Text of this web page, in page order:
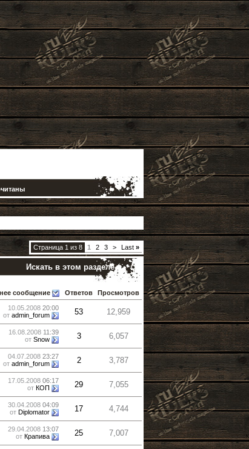
Страница 1 из 8 1 2 3 > Last »
Искать в этом разделе
сообщение Ответов Просмотров
10.05.2008 20:00
от admin_forum 53 12,959
16.08.2008 11:39
от Snow 3 6,057
04.07.2008 23:27
от admin_forum 2 3,787
17.05.2008 06:17
от КОП 29 7,055
30.04.2008 04:09
от Diplomator 17 4,744
29.04.2008 13:07
от Крапива 25 7,007